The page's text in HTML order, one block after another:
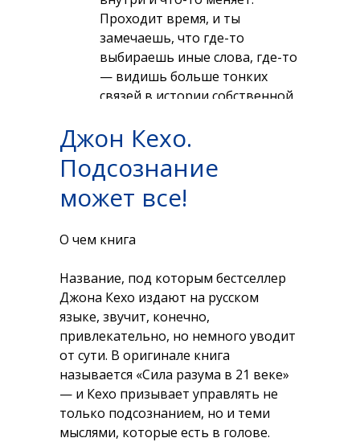
Проходит время, и ты
замечаешь, что где-то
выбираешь иные слова, где-то
— видишь больше тонких
связей в истории собственной
обнаруживаешь, что хочется
и сложных текстов.
Джон Кехо.
Подсознание
может все!
О чем книга
Название, под которым бестселлер
Джона Кехо издают на русском
языке, звучит, конечно,
привлекательно, но немного уводит
от сути. В оригинале книга
называется «Сила разума в 21 веке»
— и Кехо призывает управлять не
только подсознанием, но и теми
мыслями, которые есть в голове.